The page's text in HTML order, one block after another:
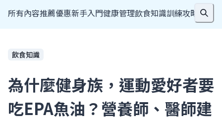
所有內容推薦優惠新手入門健康管理飲食知識訓練攻略 場館
飲食知識
為什麼健身族，運動愛好者要
吃EPA魚油？營養師、醫師建